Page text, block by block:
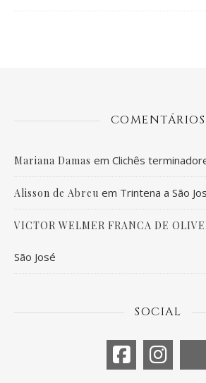
COMENTÁRIOS
Mariana Damas em Clichês
Alisson de Abreu em Trintena a São
VICTOR WELMER FRANCA DE
São José
SOCIAL